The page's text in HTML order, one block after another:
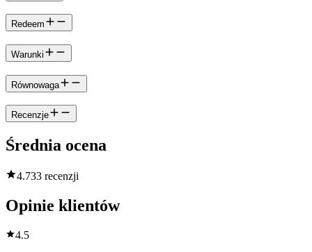
Redeem
Warunki
Równowaga
Recenzje
Średnia ocena
4.733 recenzji
Opinie klientów
4.5